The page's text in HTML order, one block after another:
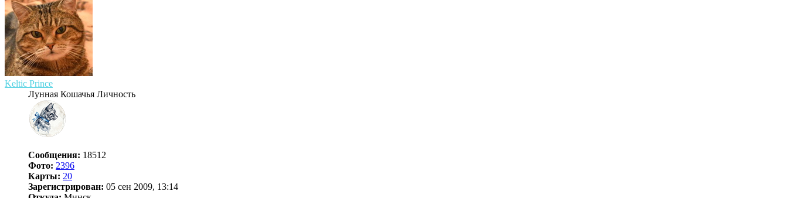
Keltic Prince
Лунная Кошачья Личность
Сообщения: 18512
Фото: 2396
Карты: 20
Зарегистрирован: 05 сен 2009, 13:14